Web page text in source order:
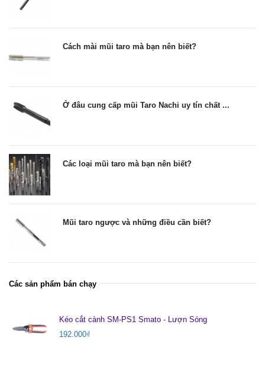
Cách mài mũi taro mà bạn nên biết?
Ở đâu cung cấp mũi Taro Nachi uy tín chất ...
Các loại mũi taro mà bạn nên biết?
Mũi taro ngược và những điều cần biết?
Các sản phẩm bán chạy
Kéo cắt cành SM-PS1 Smato - Lượn Sóng
192.000₫